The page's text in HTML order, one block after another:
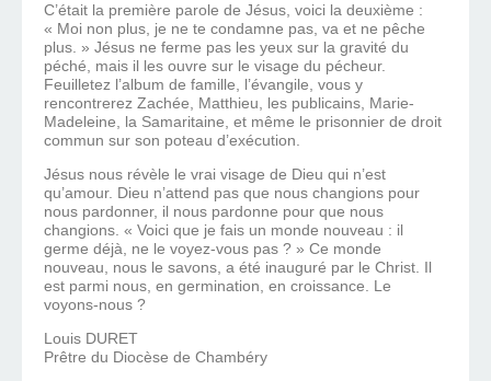
C’était la première parole de Jésus, voici la deuxième :
« Moi non plus, je ne te condamne pas, va et ne pêche
plus. » Jésus ne ferme pas les yeux sur la gravité du
péché, mais il les ouvre sur le visage du pécheur.
Feuilletez l’album de famille, l’évangile, vous y
rencontrerez Zachée, Matthieu, les publicains, Marie-
Madeleine, la Samaritaine, et même le prisonnier de droit
commun sur son poteau d’exécution.
Jésus nous révèle le vrai visage de Dieu qui n’est
qu’amour. Dieu n’attend pas que nous changions pour
nous pardonner, il nous pardonne pour que nous
changions. « Voici que je fais un monde nouveau : il
germe déjà, ne le voyez-vous pas ? » Ce monde
nouveau, nous le savons, a été inauguré par le Christ. Il
est parmi nous, en germination, en croissance. Le
voyons-nous ?
Louis DURET
Prêtre du Diocèse de Chambéry